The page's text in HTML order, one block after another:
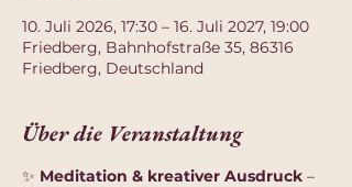
10. Juli 2026, 17:30 – 16. Juli 2027, 19:00
Friedberg, Bahnhofstraße 35, 86316
Friedberg, Deutschland
Über die Veranstaltung
✨ Meditation & kreativer Ausdruck –